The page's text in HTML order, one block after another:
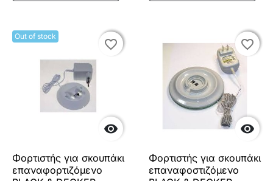
Out of stock

favorite_border
favorite_border
Φορτιστής για σκουπάκι
επαναφορτιζόμενο

favorite_border
favorite_border
Φορτιστής για σκουπάκι
επαναφοστιζόμενο